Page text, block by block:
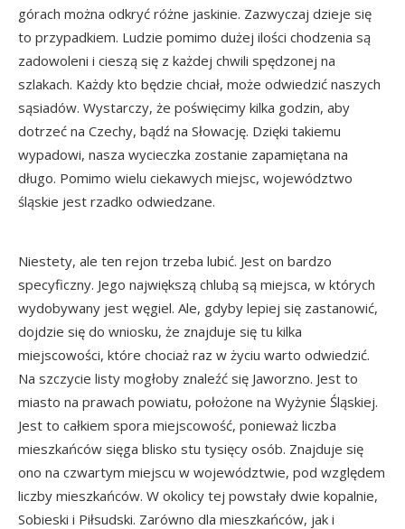
górach można odkryć różne jaskinie. Zazwyczaj dzieje się
to przypadkiem. Ludzie pomimo dużej ilości chodzenia są
zadowoleni i cieszą się z każdej chwili spędzonej na
szlakach. Każdy kto będzie chciał, może odwiedzić naszych
sąsiadów. Wystarczy, że poświęcimy kilka godzin, aby
dotrzeć na Czechy, bądź na Słowację. Dzięki takiemu
wypadowi, nasza wycieczka zostanie zapamiętana na
długo. Pomimo wielu ciekawych miejsc, województwo
śląskie jest rzadko odwiedzane.
Niestety, ale ten rejon trzeba lubić. Jest on bardzo
specyficzny. Jego największą chlubą są miejsca, w których
wydobywany jest węgiel. Ale, gdyby lepiej się zastanowić,
dojdzie się do wniosku, że znajduje się tu kilka
miejscowości, które chociaż raz w życiu warto odwiedzić.
Na szczycie listy mogłoby znaleźć się Jaworzno. Jest to
miasto na prawach powiatu, położone na Wyżynie Śląskiej.
Jest to całkiem spora miejscowość, ponieważ liczba
mieszkańców sięga blisko stu tysięcy osób. Znajduje się
ono na czwartym miejscu w województwie, pod względem
liczby mieszkańców. W okolicy tej powstały dwie kopalnie,
Sobieski i Piłsudski. Zarówno dla mieszkańców, jak i